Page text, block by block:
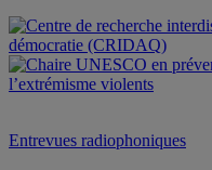
Entrevues radiophoniques